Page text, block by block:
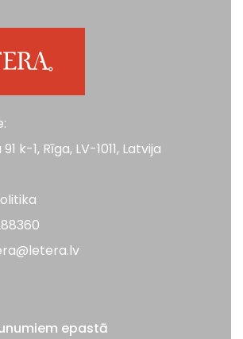
k-1, Rīga, LV-1011, Latvija
epastā